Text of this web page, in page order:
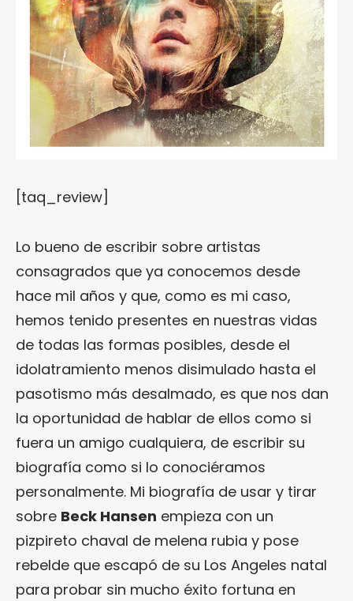
[taq_review]
Lo bueno de escribir sobre artistas
consagrados que ya conocemos desde
hace mil años y que, como es mi caso,
hemos tenido presentes en nuestras vidas
de todas las formas posibles, desde el
idolatramiento menos disimulado hasta el
pasotismo más desalmado, es que nos dan
la oportunidad de hablar de ellos como si
fuera un amigo cualquiera, de escribir su
biografía como si lo conociéramos
personalmente. Mi biografía de usar y tirar
sobre Beck Hansen empieza con un
pizpireto chaval de melena rubia y pose
rebelde que escapó de su Los Angeles natal
para probar sin mucho éxito fortuna en